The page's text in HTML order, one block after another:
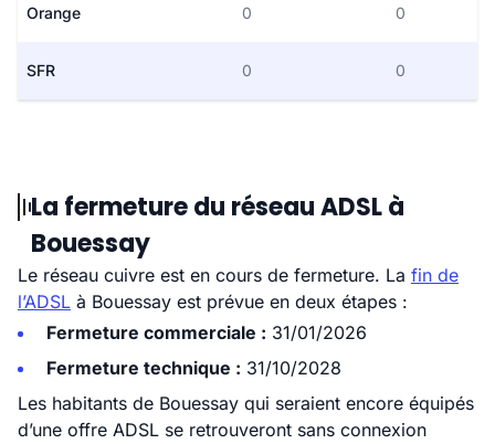
Orange 0 0
SFR 0 0
La fermeture du réseau ADSL à
Bouessay
Le réseau cuivre est en cours de fermeture. La fin de
l’ADSL à Bouessay est prévue en deux étapes :
Fermeture commerciale : 31/01/2026
Fermeture technique : 31/10/2028
Les habitants de Bouessay qui seraient encore équipés
d’une offre ADSL se retrouveront sans connexion